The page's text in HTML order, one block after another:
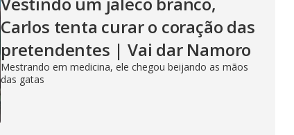
Carlos tenta curar o coração das
pretendentes | Vai dar Namoro
Mestrando em medicina, ele chegou beijando as mãos
das gatas